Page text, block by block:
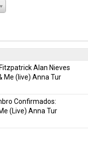
Alan Nieves
Me (live) Anna Tur
Confirmados:
(Live) Anna Tur